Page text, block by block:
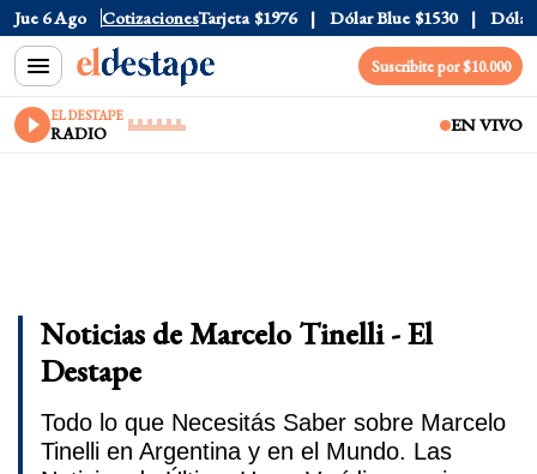
Jue 6 Ago Cotizaciones
$1520 Dólar Tarjeta $1976 Dólar Blue $1530 Dólar CCL
Suscribite por $10.000
EL DESTAPE
RADIO EN VIVO
Noticias de Marcelo Tinelli - El
Destape
Todo lo que Necesitás Saber sobre Marcelo
Tinelli en Argentina y en el Mundo. Las